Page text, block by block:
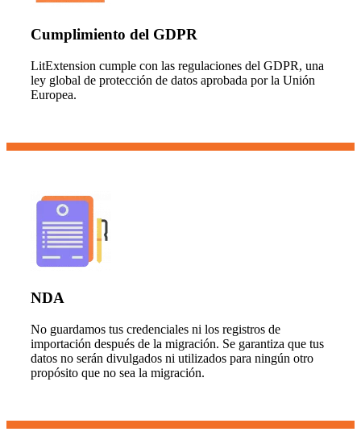
Cumplimiento del GDPR
LitExtension cumple con las regulaciones del GDPR, una
ley global de protección de datos aprobada por la Unión
Europea.
NDA
No guardamos tus credenciales ni los registros de
importación después de la migración. Se garantiza que tus
datos no serán divulgados ni utilizados para ningún otro
propósito que no sea la migración.